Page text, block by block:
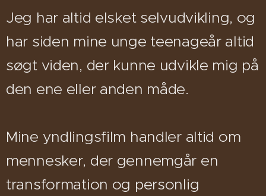
Jeg har altid elsket selvudvikling, og
har siden mine unge teenageår altid
søgt viden, der kunne udvikle mig på
den ene eller anden måde.
Mine yndlingsfilm handler altid om
mennesker, der gennemgår en
transformation og personlig